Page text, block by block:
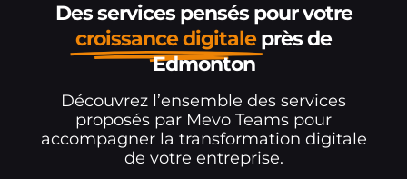
Des services pensés pour votre
croissance digitale près de
Edmonton
Découvrez l’ensemble des services
proposés par Mevo Teams pour
accompagner la transformation digitale
de votre entreprise.